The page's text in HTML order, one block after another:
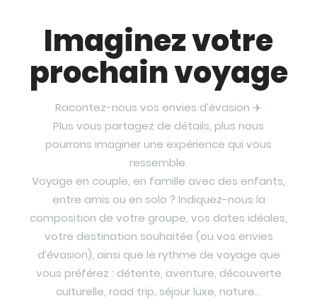
Imaginez votre
prochain voyage
Racontez-nous vos envies d’évasion ✈️
Plus vous partagez de détails, plus nous
pourrons imaginer une expérience qui vous
ressemble.
Voyage en couple, en famille avec des enfants,
entre amis ou en solo ? Indiquez-nous la
composition de votre groupe, vos dates idéales,
votre destination souhaitée (ou vos envies
d’évasion), ainsi que le rythme de voyage que
vous préférez : détente, aventure, découverte
culturelle, road trip, séjour luxe, nature…